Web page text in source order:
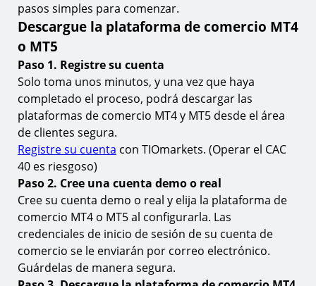
Preguntas frecuentes
¿Qué es el CAC 40?
16.
¿Qué son MT4 & MT5?
17. ¿Cuál es la diferencia entre MT4 & MT5?
18.
¿Puedo operar el CAC 40 en MT4 y MT5?
19. ¿Cómo encuentro o añado el CAC 40 a MT4 o
MT5?
20. ¿Cuáles son los horarios de trading para el CAC
40?
21.
¿Cuál es el depósito mínimo requerido para
operar el CAC 40 en MT4 & MT5?
22. ¿Es posible automatizar mi trading de CAC 40 en
MT4 & MT5?
23.
¿Cuáles son las tarifas de trading al operar el CAC
pasos simples para comenzar.
Descargue la plataforma de comercio MT4
o MT5
Paso 1. Registre su cuenta
Solo toma unos minutos, y una vez que haya
completado el proceso, podrá descargar las
plataformas de comercio MT4 y MT5 desde el área
de clientes segura.
Registre su cuenta con TIOmarkets. (Operar el CAC
40 es riesgoso)
Paso 2. Cree una cuenta demo o real
Cree su cuenta demo o real y elija la plataforma de
comercio MT4 o MT5 al configurarla. Las
credenciales de inicio de sesión de su cuenta de
comercio se le enviarán por correo electrónico.
Guárdelas de manera segura.